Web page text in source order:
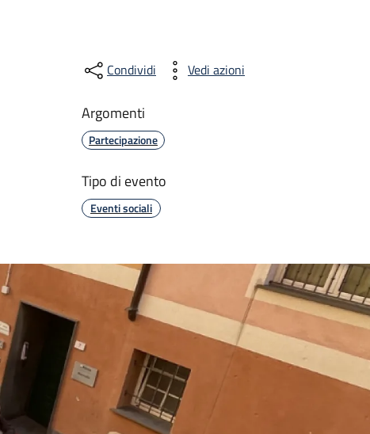
Condividi Vedi azioni
Argomenti
Partecipazione
Tipo di evento
Eventi sociali